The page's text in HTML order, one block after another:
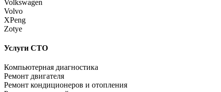
Volkswagen
Volvo
XPeng
Zotye
Услуги СТО
Компьютерная диагностика
Ремонт двигателя
Ремонт кондиционеров и отопления